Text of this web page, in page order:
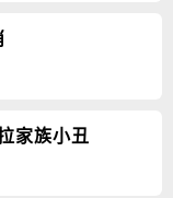
家族小丑